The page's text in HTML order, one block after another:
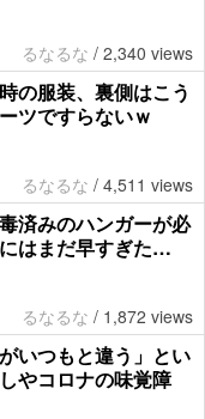
るなるな / 2,340 views
の服装、裏側はこう
ツですらないｗ
るなるな / 4,511 views
済みのハンガーが必
はまだ早すぎた…
るなるな / 1,872 views
いつもと違う」とい
やコロナの味覚障